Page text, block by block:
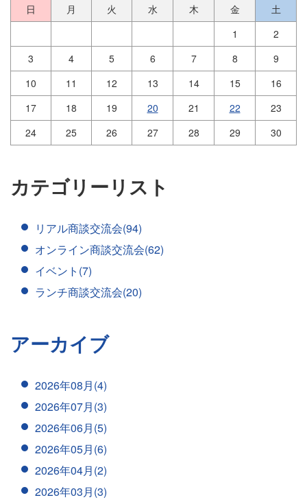
日 月 火 水 木 金
土
1
2
3
4 5 6 7 8
9
10
11 12 13 14 15
16
17
18 19 20 21 22
23
24
25 26 27 28 29 30
カテゴリーリスト
リアル商談交流会(94)
オンライン商談交流会(62)
イベント(7)
ランチ商談交流会(20)
アーカイブ
2026年08月(4)
2026年07月(3)
2026年06月(5)
2026年05月(6)
2026年04月(2)
2026年03月(3)